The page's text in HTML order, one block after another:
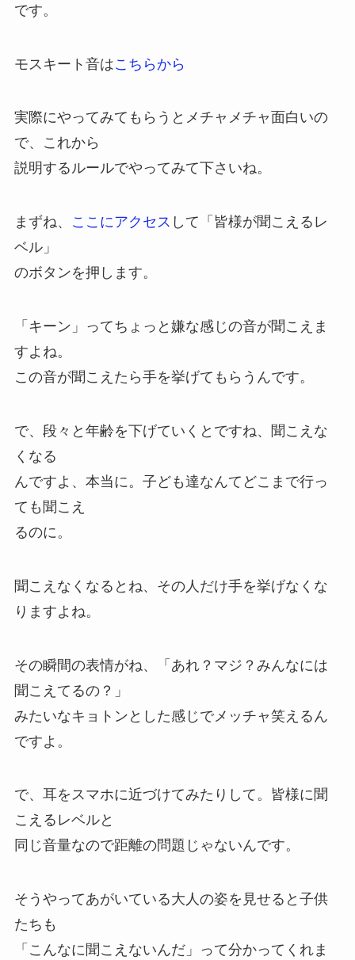
です。
モスキート音はこちらから
実際にやってみてもらうとメチャメチャ面白いの
で、これから
説明するルールでやってみて下さいね。
まずね、 ここにアクセス して 「皆様が聞こえるレ
ベル」
のボタンを押します。
「キーン」ってちょっと嫌な感じの音が聞こえま
すよね。
この音が聞こえたら手を挙げてもらうんです。
で、段々と年齢を下げていくとですね、聞こえな
くなる
んですよ、本当に。子ども達なんてどこまで行っ
ても聞こえ
るのに。
聞こえなくなるとね、その人だけ手を挙げなくな
りますよね。
その瞬間の表情がね、
「あれ？マジ？みんなには
聞こえてるの？」
みたいなキョトンとした感じでメッチャ笑えるん
ですよ。
で、耳をスマホに近づけてみたりして。皆様に聞
こえるレベルと
同じ音量なので距離の問題じゃないんです。
そうやってあがいている大人の姿を見せると子供
たちも
「こんなに聞こえないんだ」って分かってくれま